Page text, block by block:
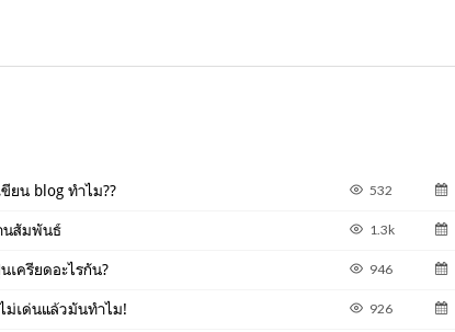
ยน blog ทำไม?? 532
นสัมพันธ์ 1.3k
ครียดอะไรกัน? 946
เด่นแล้วมันทำไม! 926